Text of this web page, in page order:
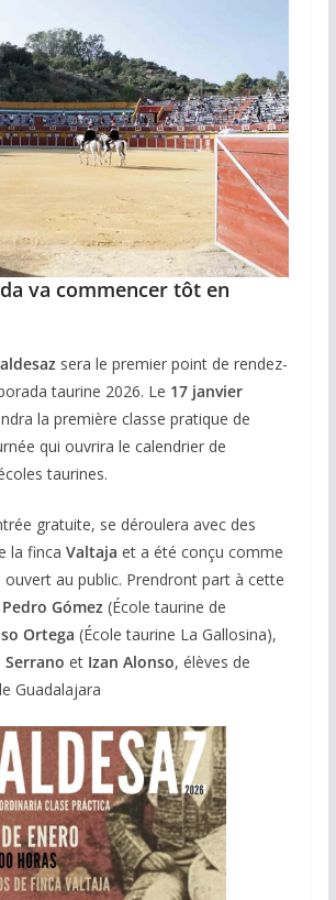
va commencer tôt en
sera le premier point de rendez-
taurine 2026. Le 17 janvier
la première classe pratique de
qui ouvrira le calendrier de
taurines.
gratuite, se déroulera avec des
la finca Valtaja et a été conçu comme
ouvert au public. Prendront part à cette
Pedro Gómez (École taurine de
Ortega (École taurine La Gallosina),
Serrano et Izan Alonso, élèves de
Guadalajara